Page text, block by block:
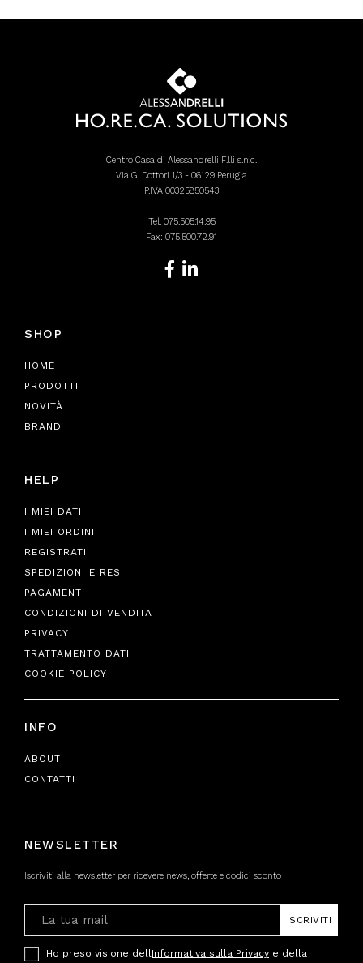
Centro Casa di Alessandrelli F.lli s.n.c.
Via G. Dottori 1/3 - 06129 Perugia
P.IVA 00325850543
Tel. 075.505.14.95
Fax: 075.500.72.91
SHOP
HOME
PRODOTTI
NOVITÀ
BRAND
HELP
I MIEI DATI
I MIEI ORDINI
REGISTRATI
SPEDIZIONI E RESI
PAGAMENTI
CONDIZIONI DI VENDITA
PRIVACY
TRATTAMENTO DATI
COOKIE POLICY
INFO
ABOUT
CONTATTI
NEWSLETTER
Iscriviti alla newsletter per ricevere news, offerte e codici sconto
ISCRIVITI
Ho preso visione dell Informativa sulla Privacy e della